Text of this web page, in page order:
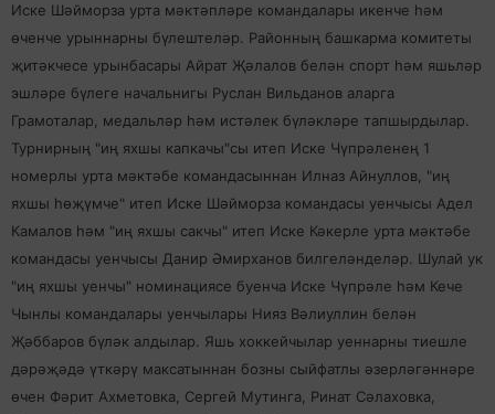
Иске Шәйморза урта мәктәпләре командалары икенче һәм
өченче урыннарны бүлештеләр. Районның башкарма комитеты
җитәкчесе урынбасары Айрат Җәлалов белән спорт һәм яшьләр
эшләре бүлеге начальнигы Руслан Вильданов аларга
Грамоталар, медальләр һәм истәлек бүләкләре тапшырдылар.
Турнирның "иң яхшы капкачы"сы итеп Иске Чүпрәленең 1
номерлы урта мәктәбе командасыннан Илназ Айнуллов, "иң
яхшы һөҗүмче" итеп Иске Шәйморза командасы уенчысы Адел
Камалов һәм "иң яхшы сакчы" итеп Иске Кәкерле урта мәктәбе
командасы уенчысы Данир Әмирханов билгеләнделәр. Шулай ук
"иң яхшы уенчы" номинациясе буенча Иске Чүпрәле һәм Кече
Чынлы командалары уенчылары Нияз Вәлиуллин белән
Җәббаров бүләк алдылар. Яшь хоккейчылар уеннарны тиешле
дәрәҗәдә үткәрү максатыннан бозны сыйфатлы әзерләгәннәре
өчен Фәрит Ахметовка, Сергей Мутинга, Ринат Сәлаховка,